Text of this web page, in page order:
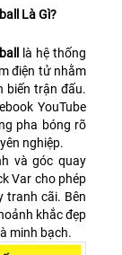
Là Gì?
là hệ thống
điện tử nhằm
biến trận đấu.
YouTube
pha bóng rõ
nghiệp.
và góc quay
Var cho phép
tranh cãi. Bên
khắc đẹp
minh bạch.